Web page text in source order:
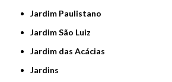
Jardim Paulistano
Jardim São Luiz
Jardim das Acácias
Jardins